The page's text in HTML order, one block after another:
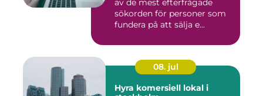
av de mest efterfrågade
sökorden för personer som
fundera på att sälja e...
08. jul
Hyra komersiell lokal i